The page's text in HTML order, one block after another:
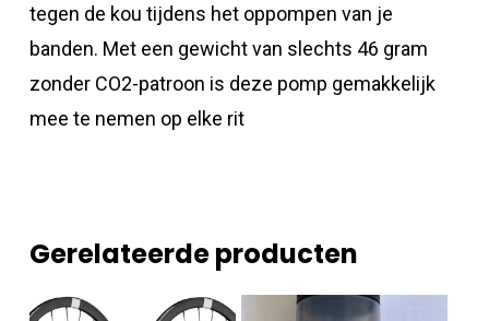
tegen de kou tijdens het oppompen van je
banden. Met een gewicht van slechts 46 gram
zonder CO2-patroon is deze pomp gemakkelijk
mee te nemen op elke rit
Gerelateerde producten